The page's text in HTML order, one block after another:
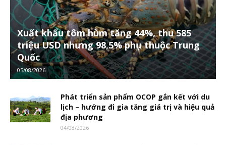
Xuất khẩu tôm hùm tăng 44%, thu 585
triệu USD nhưng 98,5% phụ thuộc Trung
Quốc
05/08/2026
Phát triển sản phẩm OCOP gắn kết với du
lịch – hướng đi gia tăng giá trị và hiệu quả
địa phương
04/08/2026